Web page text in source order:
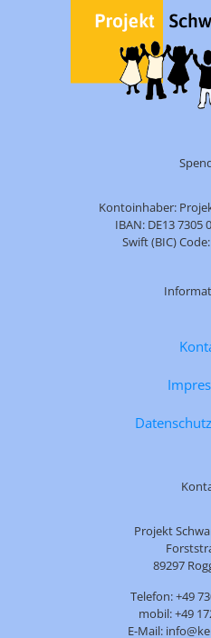
Kontoinhaber:
IBAN: DE13 7305
Swift (BIC)
Projekt
89297
Telefon: +49
mobil: +49
E-Mail: